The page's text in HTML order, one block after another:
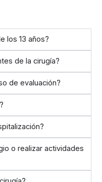
los 13 años?
de la cirugía?
de evaluación?
o realizar actividades